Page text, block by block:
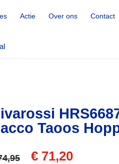
Actie Over ons Contact
Taoos
€ 71,20